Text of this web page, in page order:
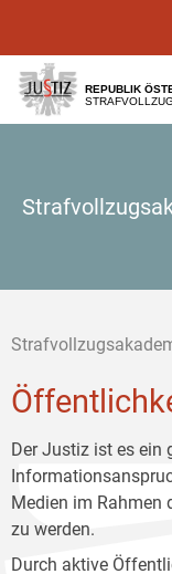
[1]
[2]
[3]
REPUBLIK
Der Justiz ist es ein
Medien im Rahmen
zu werden.
Durch aktive